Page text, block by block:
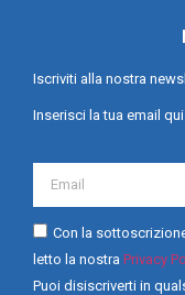
Iscriviti alla nostra
Inserisci la tua email
Con la
letto la nostra Privacy
Puoi disiscriverti in